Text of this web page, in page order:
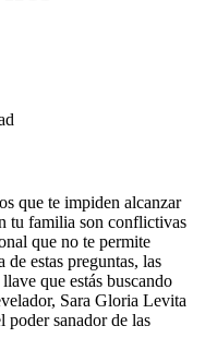
que te impiden alcanzar
tu familia son conflictivas
que no te permite
de estas preguntas, las
que estás buscando
Sara Gloria Levita
poder sanador de las